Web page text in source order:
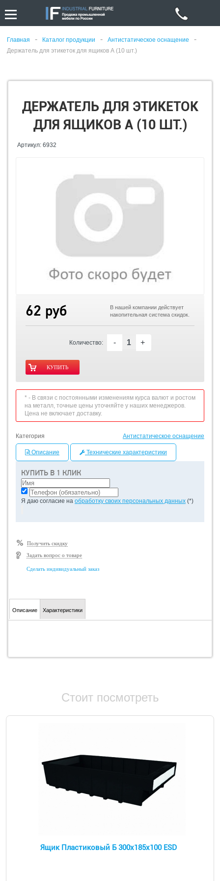
Главная - Каталог продукции - Антистатическое оснащение -
Держатель для этикеток для ящиков А (10 шт.)
ДЕРЖАТЕЛЬ ДЛЯ ЭТИКЕТОК
ДЛЯ ЯЩИКОВ А (10 ШТ.)
Артикул: 6932
КУПИТЬ В 1 КЛИК
Я даю согласие на обработку своих персональных данных (*)
Получить скидку
Задать вопрос о товаре
Сделать индивидуальный заказ
62 руб
В нашей компании действует
накопительная система скидок.
Количество: - +
* - В связи с постоянными изменениям курса валют и ростом
на металл, точные цены уточняйте у наших менеджеров.
Цена не включает доставку.
Категория Антистатическое оснащение
Описание Технические характеристики
Описание Характеристики
Стоит посмотреть
Ящик Пластиковый Б 300х185х100 ESD